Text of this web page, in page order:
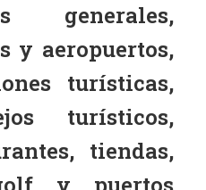
generales,
y aeropuertos,
turísticas,
turísticos,
tiendas,